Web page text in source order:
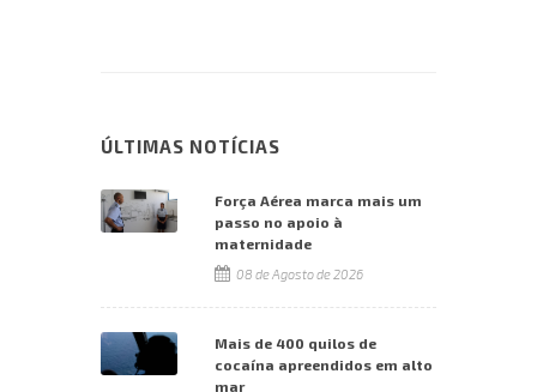
ÚLTIMAS NOTÍCIAS
Força Aérea marca mais um
passo no apoio à
maternidade
08 de Agosto de 2026
Mais de 400 quilos de
cocaína apreendidos em alto
mar